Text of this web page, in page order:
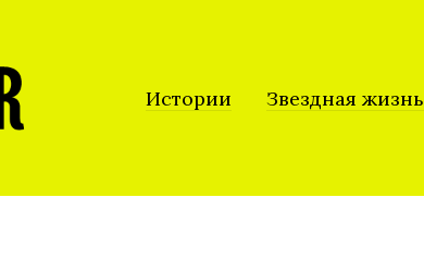
Истории Звездная жизнь